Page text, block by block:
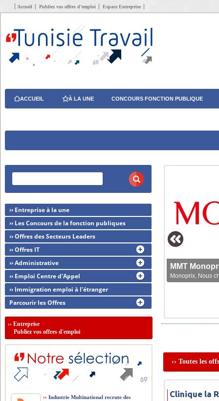
Accueil Publiez vos offres d’emploi Espace Entreprise
ACCUEIL À LA UNE CONCOURS FONCTION PUBLIQUE
MMT
Monoprix, Nous
›› Toutes les
Clinique la
›› Entreprise à la une
›› Les Concours de la fonction publiques
›› Offres des Secteurs Leaders
›› Offres IT
›› Administrative
›› Emploi Centre d'Appel
›› Immigration emploi à l'étranger
Parcourir les Offres
››Entreprise
Publiez vos offres d'emploi
›› Industrie Multinational recrute des